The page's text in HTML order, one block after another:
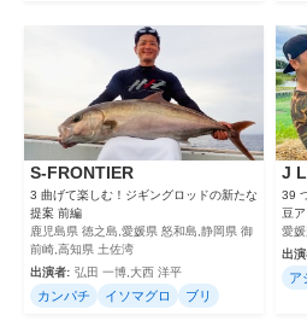
S‐FRONTIER
3 曲げて楽しむ！ジギングロッドの新たな
提案 前編
鹿児島県 徳之島,愛媛県 怒和島,静岡県 御
前崎,高知県 土佐湾
出演者: 弘田 一博,大西 洋平
カンパチ イソマグロ ブリ
J
39
豆
愛
出
ア